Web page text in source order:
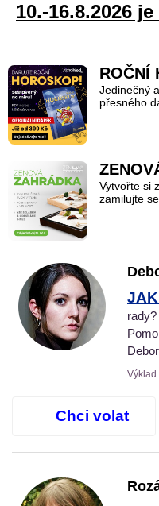
10.-16.8.2026
ROČNÍ
Jedinečný
přesného
Vytvořte si
zamilujte
rady?
Výklad
Chci volat